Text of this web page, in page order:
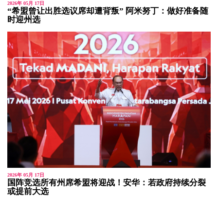
2026年 05月 17日
“希盟曾让出胜选议席却遭背叛” 阿米努丁：做好准备随
时迎州选
2026年 05月 17日
国阵竞选所有州席希盟将迎战！安华：若政府持续分裂
或提前大选